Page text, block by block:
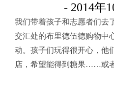
- 2014年
我们带着孩子和志愿者们去
交汇处的布里德伍德购物中
动。孩子们玩得很开心，他
店，希望能得到糖果……或